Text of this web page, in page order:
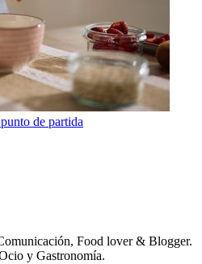
de partida
Food lover & Blogger.
y Gastronomía.